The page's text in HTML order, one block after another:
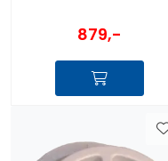
879,-